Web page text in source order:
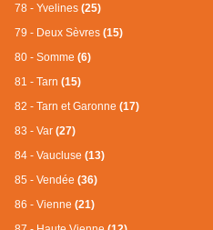
78 - Yvelines (25)
79 - Deux Sèvres (15)
80 - Somme (6)
81 - Tarn (15)
82 - Tarn et Garonne (17)
83 - Var (27)
84 - Vaucluse (13)
85 - Vendée (36)
86 - Vienne (21)